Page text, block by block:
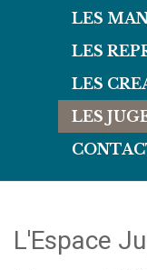
LES
LES
LES
LES
L'Espace